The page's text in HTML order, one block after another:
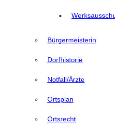
Bürgermeisterin
Dorfhistorie
Notfall/Ärzte
Ortsplan
Ortsrecht